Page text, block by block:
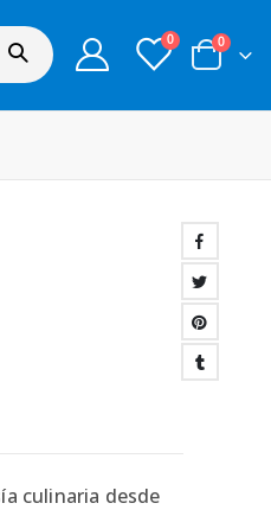
0 0
culinaria desde